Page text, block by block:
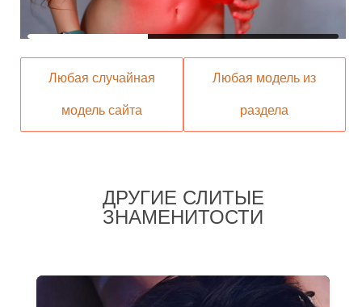
Любая случайная
модель сайта
Любая модель из
раздела
ДРУГИЕ СЛИТЫЕ
ЗНАМЕНИТОСТИ